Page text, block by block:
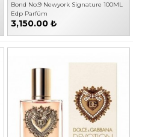
Bond No:9 Newyork Signature 100ML
Edp Parfüm
3,150.00 ₺